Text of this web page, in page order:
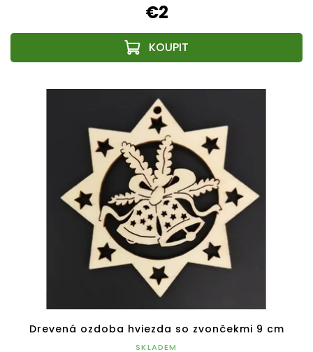
€2
Drevená ozdoba hviezda so zvončekmi 9 cm
SKLADEM